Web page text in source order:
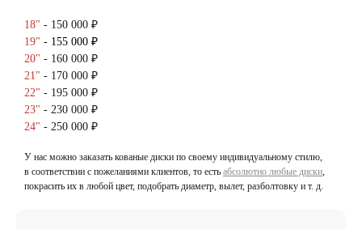
18" - 150 000 ₽
19" - 155 000 ₽
20" - 160 000 ₽
21" - 170 000 ₽
22" - 195 000 ₽
23" - 230 000 ₽
24" - 250 000 ₽
У нас можно заказать кованые диски по своему индивидуальному стилю,
в соответствии с пожеланиями клиентов, то есть абсолютно любые диски,
покрасить их в любой цвет, подобрать диаметр, вылет, разболтовку и т. д.